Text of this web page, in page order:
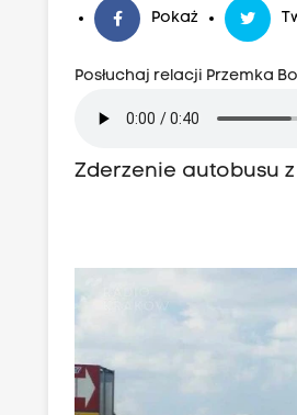
Pokaż
Posłuchaj relacji Przemka
Zderzenie autobusu